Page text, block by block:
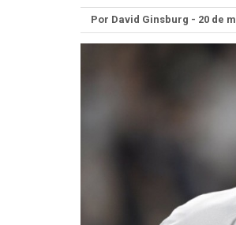
Por David Ginsburg - 20 de